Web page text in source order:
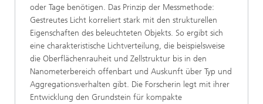
oder Tage benötigen. Das Prinzip der Messmethode:
Gestreutes Licht korreliert stark mit den strukturellen
Eigenschaften des beleuchteten Objekts. So ergibt sich
eine charakteristische Lichtverteilung, die beispielsweise
die Oberflächenrauheit und Zellstruktur bis in den
Nanometerbereich offenbart und Auskunft über Typ und
Aggregationsverhalten gibt. Die Forscherin legt mit ihrer
Entwicklung den Grundstein für kompakte